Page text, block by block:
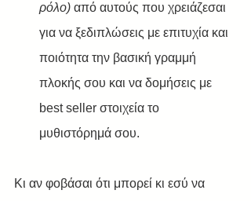
ρόλο) από αυτούς που χρειάζεσαι
για να ξεδιπλώσεις με επιτυχία και
ποιότητα την βασική γραμμή
πλοκής σου και να δομήσεις με
best seller στοιχεία το
μυθιστόρημά σου.
Κι αν φοβάσαι ότι μπορεί κι εσύ να